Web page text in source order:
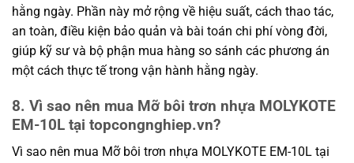
hằng ngày. Phần này mở rộng về hiệu suất, cách thao tác,
an toàn, điều kiện bảo quản và bài toán chi phí vòng đời,
giúp kỹ sư và bộ phận mua hàng so sánh các phương án
một cách thực tế trong vận hành hằng ngày.
8. Vì sao nên mua Mỡ bôi trơn nhựa MOLYKOTE
EM-10L tại topcongnghiep.vn?
Vì sao nên mua Mỡ bôi trơn nhựa MOLYKOTE EM-10L tại